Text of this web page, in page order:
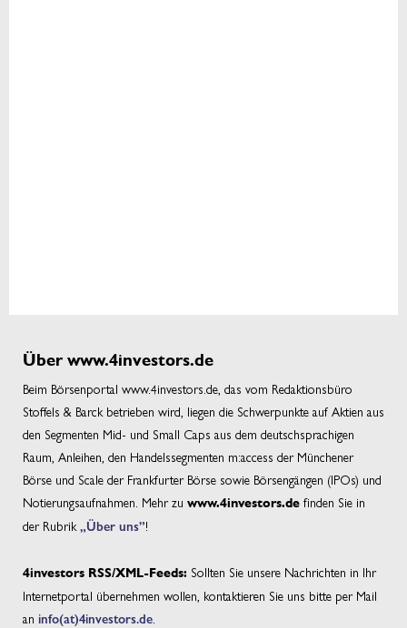
Über www.4investors.de
Beim Börsenportal www.4investors.de, das vom Redaktionsbüro
Stoffels & Barck betrieben wird, liegen die Schwerpunkte auf Aktien aus
den Segmenten Mid- und Small Caps aus dem deutschsprachigen
Raum, Anleihen, den Handelssegmenten m:access der Münchener
Börse und Scale der Frankfurter Börse sowie Börsengängen (IPOs) und
Notierungsaufnahmen. Mehr zu www.4investors.de finden Sie in
der Rubrik„Über uns”!
4investors RSS/XML-Feeds: Sollten Sie unsere Nachrichten in Ihr
Internetportal übernehmen wollen, kontaktieren Sie uns bitte per Mail
an info(at)4investors.de.